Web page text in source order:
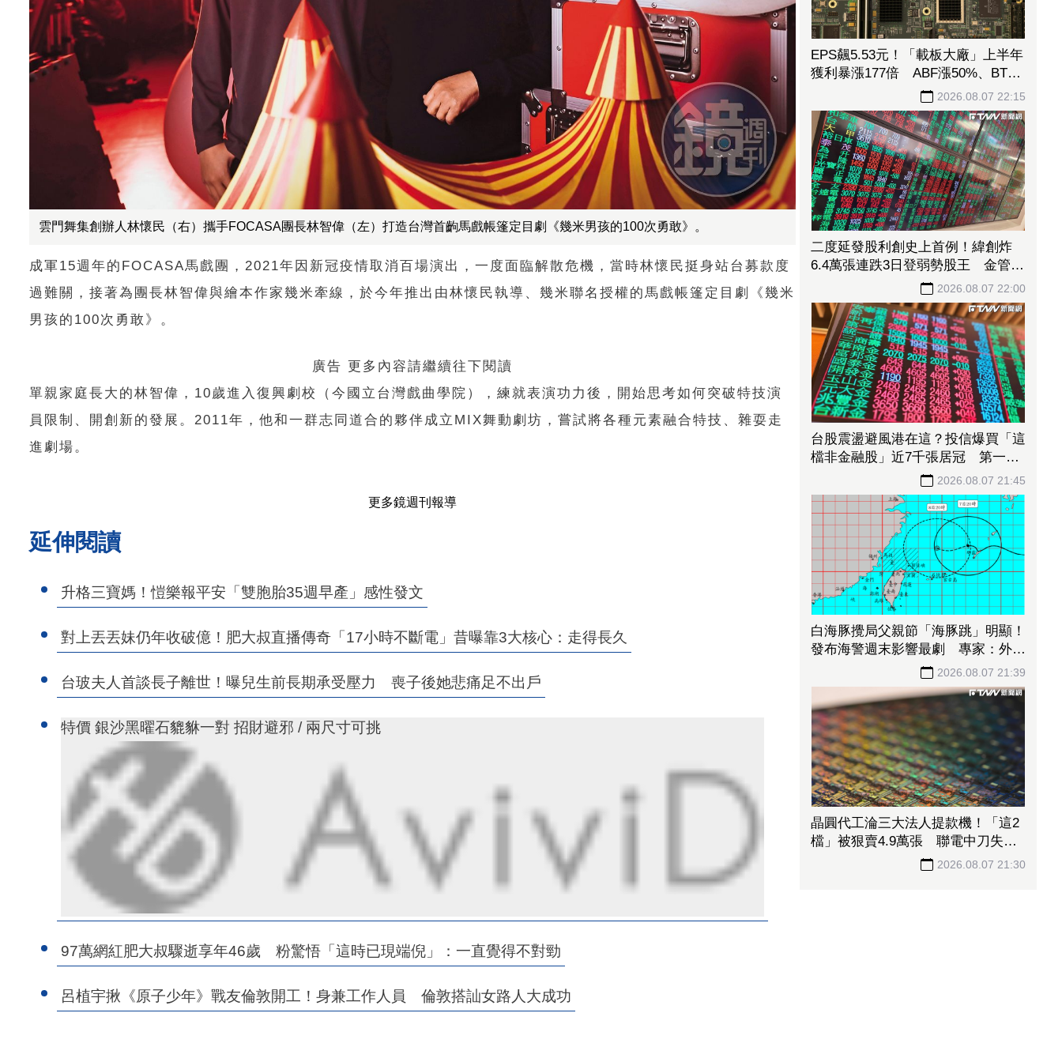
雲門舞集創辦人林懷民（右）攜手FOCASA團長林智偉（左）打造台灣首齣馬戲帳篷定目劇《幾米男孩的100次勇敢》。
成軍15週年的FOCASA馬戲團，2021年因新冠疫情取消百場演出，一度面臨解散危機，當時林懷民挺身站台募款度
過難關，接著為團長林智偉與繪本作家幾米牽線，於今年推出由林懷民執導、幾米聯名授權的馬戲帳篷定目劇《幾米
男孩的100次勇敢》。
廣告 更多內容請繼續往下閱讀
單親家庭長大的林智偉，10歲進入復興劇校（今國立台灣戲曲學院），練就表演功力後，開始思考如何突破特技演
員限制、開創新的發展。2011年，他和一群志同道合的夥伴成立MIX舞動劇坊，嘗試將各種元素融合特技、雜耍走
進劇場。
更多鏡週刊報導
延伸閱讀
升格三寶媽！愷樂報平安「雙胞胎35週早產」感性發文
對上丟丟妹仍年收破億！肥大叔直播傳奇「17小時不斷電」昔曝靠3大核心：走得長久
台玻夫人首談長子離世！曝兒生前長期承受壓力 喪子後她悲痛足不出戶
特價 銀沙黑曜石貔貅一對 招財避邪 / 兩尺寸可挑
97萬網紅肥大叔驟逝享年46歲 粉驚悟「這時已現端倪」：一直覺得不對勁
呂植宇揪《原子少年》戰友倫敦開工！身兼工作人員 倫敦搭訕女路人大成功
EPS飆5.53元！「載板大廠」上半年
獲利暴漲177倍 ABF漲50%、BT漲
2026.08.07 22:15
二度延發股利創史上首例！緯創炸
6.4萬張連跌3日登弱勢股王 金管會
要求集保、證交所了解2026.08.07 22:00
台股震盪避風港在這？投信爆買「這
檔非金融股」近7千張居冠 第一金
2026.08.07 21:45
白海豚攪局父親節「海豚跳」明顯！
發布海警週末影響最劇 專家：外圍
2026.08.07 21:39
晶圓代工淪三大法人提款機！「這2
檔」被狠賣4.9萬張 聯電中刀失血
2026.08.07 21:30